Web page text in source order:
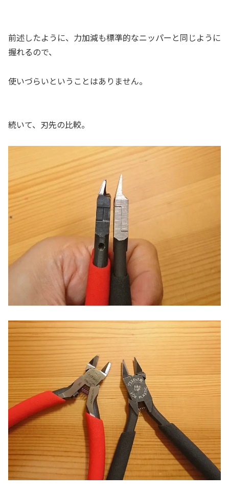
前述したように、力加減も標準的なニッパーと同じように
握れるので、
使いづらいということはありません。
続いて、刃先の比較。